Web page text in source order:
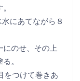
にあてながら８
にのせ、その上
。
をつけて巻きあ